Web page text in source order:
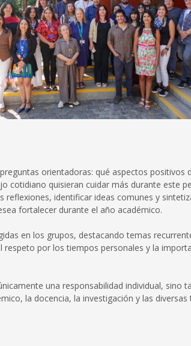
orientadoras: qué aspectos positivos
cotidiano quisieran cuidar más durante este
identificar ideas comunes y
fortalecer durante el año académico.
en los grupos, destacando temas
por los tiempos personales y la
una responsabilidad individual, sino
la docencia, la investigación y las diversas